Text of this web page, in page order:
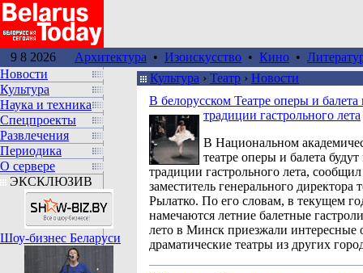
9 8 2026 Архитектура • Изоискусство • Кино •
Новости
Культура
Наука и техника
Спецпроекты
Развлечения
Периодика
О сервере
ЭКСКЛЮЗИВ
Шоу-бизнес Беларуси
Культура › Театр › Новoсти
В белорусском Театре оперы и балета
традиции гастрольного лета
В Национальном
театре оперы и балета
традиции гастрольного лета,
заместитель генерального директора
Рылатко. По его словам, в текущем
намечаются летние балетные
лето в Минск приезжали интересные
драматические театры из других